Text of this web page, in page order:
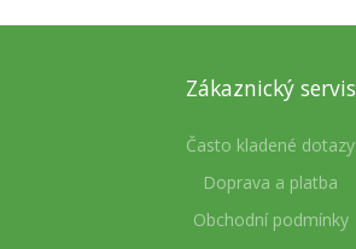
Zákaznický servis
Často kladené dotazy
Doprava a platba
Obchodní podmínky